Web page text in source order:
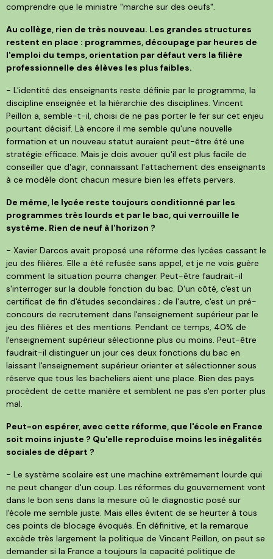
comprendre que le ministre "marche sur des oeufs".
Au collège, rien de très nouveau. Les grandes structures
restent en place : programmes, découpage par heures de
l'emploi du temps, orientation par défaut vers la filière
professionnelle des élèves les plus faibles.
- L'identité des enseignants reste définie par le programme, la
discipline enseignée et la hiérarchie des disciplines. Vincent
Peillon a, semble-t-il, choisi de ne pas porter le fer sur cet enjeu
pourtant décisif. Là encore il me semble qu'une nouvelle
formation et un nouveau statut auraient peut-être été une
stratégie efficace. Mais je dois avouer qu'il est plus facile de
conseiller que d'agir, connaissant l'attachement des enseignants
à ce modèle dont chacun mesure bien les effets pervers.
De même, le lycée reste toujours conditionné par les
programmes très lourds et par le bac, qui verrouille le
système. Rien de neuf à l'horizon ?
- Xavier Darcos avait proposé une réforme des lycées cassant le
jeu des filières. Elle a été refusée sans appel, et je ne vois guère
comment la situation pourra changer. Peut-être faudrait-il
s'interroger sur la double fonction du bac. D'un côté, c'est un
certificat de fin d'études secondaires ; de l'autre, c'est un pré-
concours de recrutement dans l'enseignement supérieur par le
jeu des filières et des mentions. Pendant ce temps, 40% de
l'enseignement supérieur sélectionne plus ou moins. Peut-être
faudrait-il distinguer un jour ces deux fonctions du bac en
laissant l'enseignement supérieur orienter et sélectionner sous
réserve que tous les bacheliers aient une place. Bien des pays
procèdent de cette manière et semblent ne pas s'en porter plus
mal.
Peut-on espérer, avec cette réforme, que l'école en France
soit moins injuste ? Qu'elle reproduise moins les inégalités
sociales de départ ?
- Le système scolaire est une machine extrêmement lourde qui
ne peut changer d'un coup. Les réformes du gouvernement vont
dans le bon sens dans la mesure où le diagnostic posé sur
l'école me semble juste. Mais elles évitent de se heurter à tous
ces points de blocage évoqués. En définitive, et la remarque
excède très largement la politique de Vincent Peillon, on peut se
demander si la France a toujours la capacité politique de